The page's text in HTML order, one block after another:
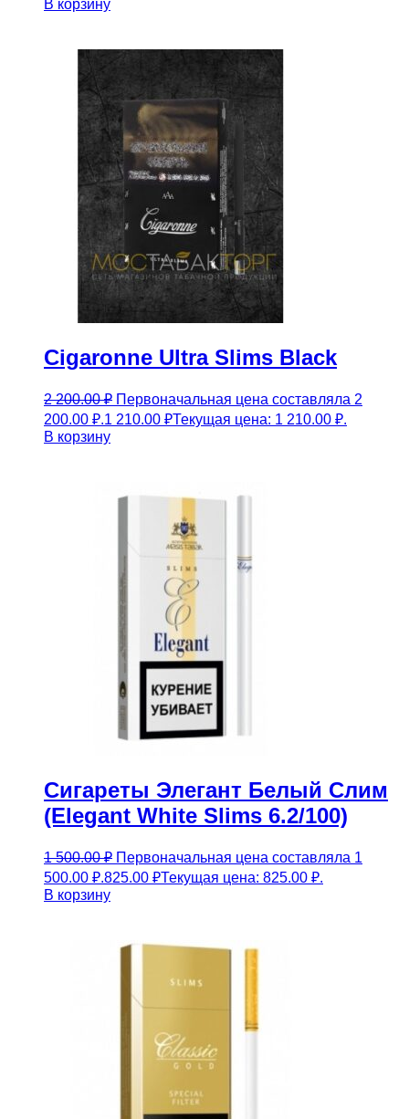
В корзину
Cigaronne Ultra Slims Black
2 200.00₽ Первоначальная цена составляла 2
200.00 ₽.1 210.00 ₽Текущая цена: 1 210.00 ₽.
В корзину
Сигареты Элегант Белый Слим
(Elegant White Slims 6.2/100)
1 500.00₽ Первоначальная цена составляла 1
500.00 ₽.825.00 ₽Текущая цена: 825.00 ₽.
В корзину